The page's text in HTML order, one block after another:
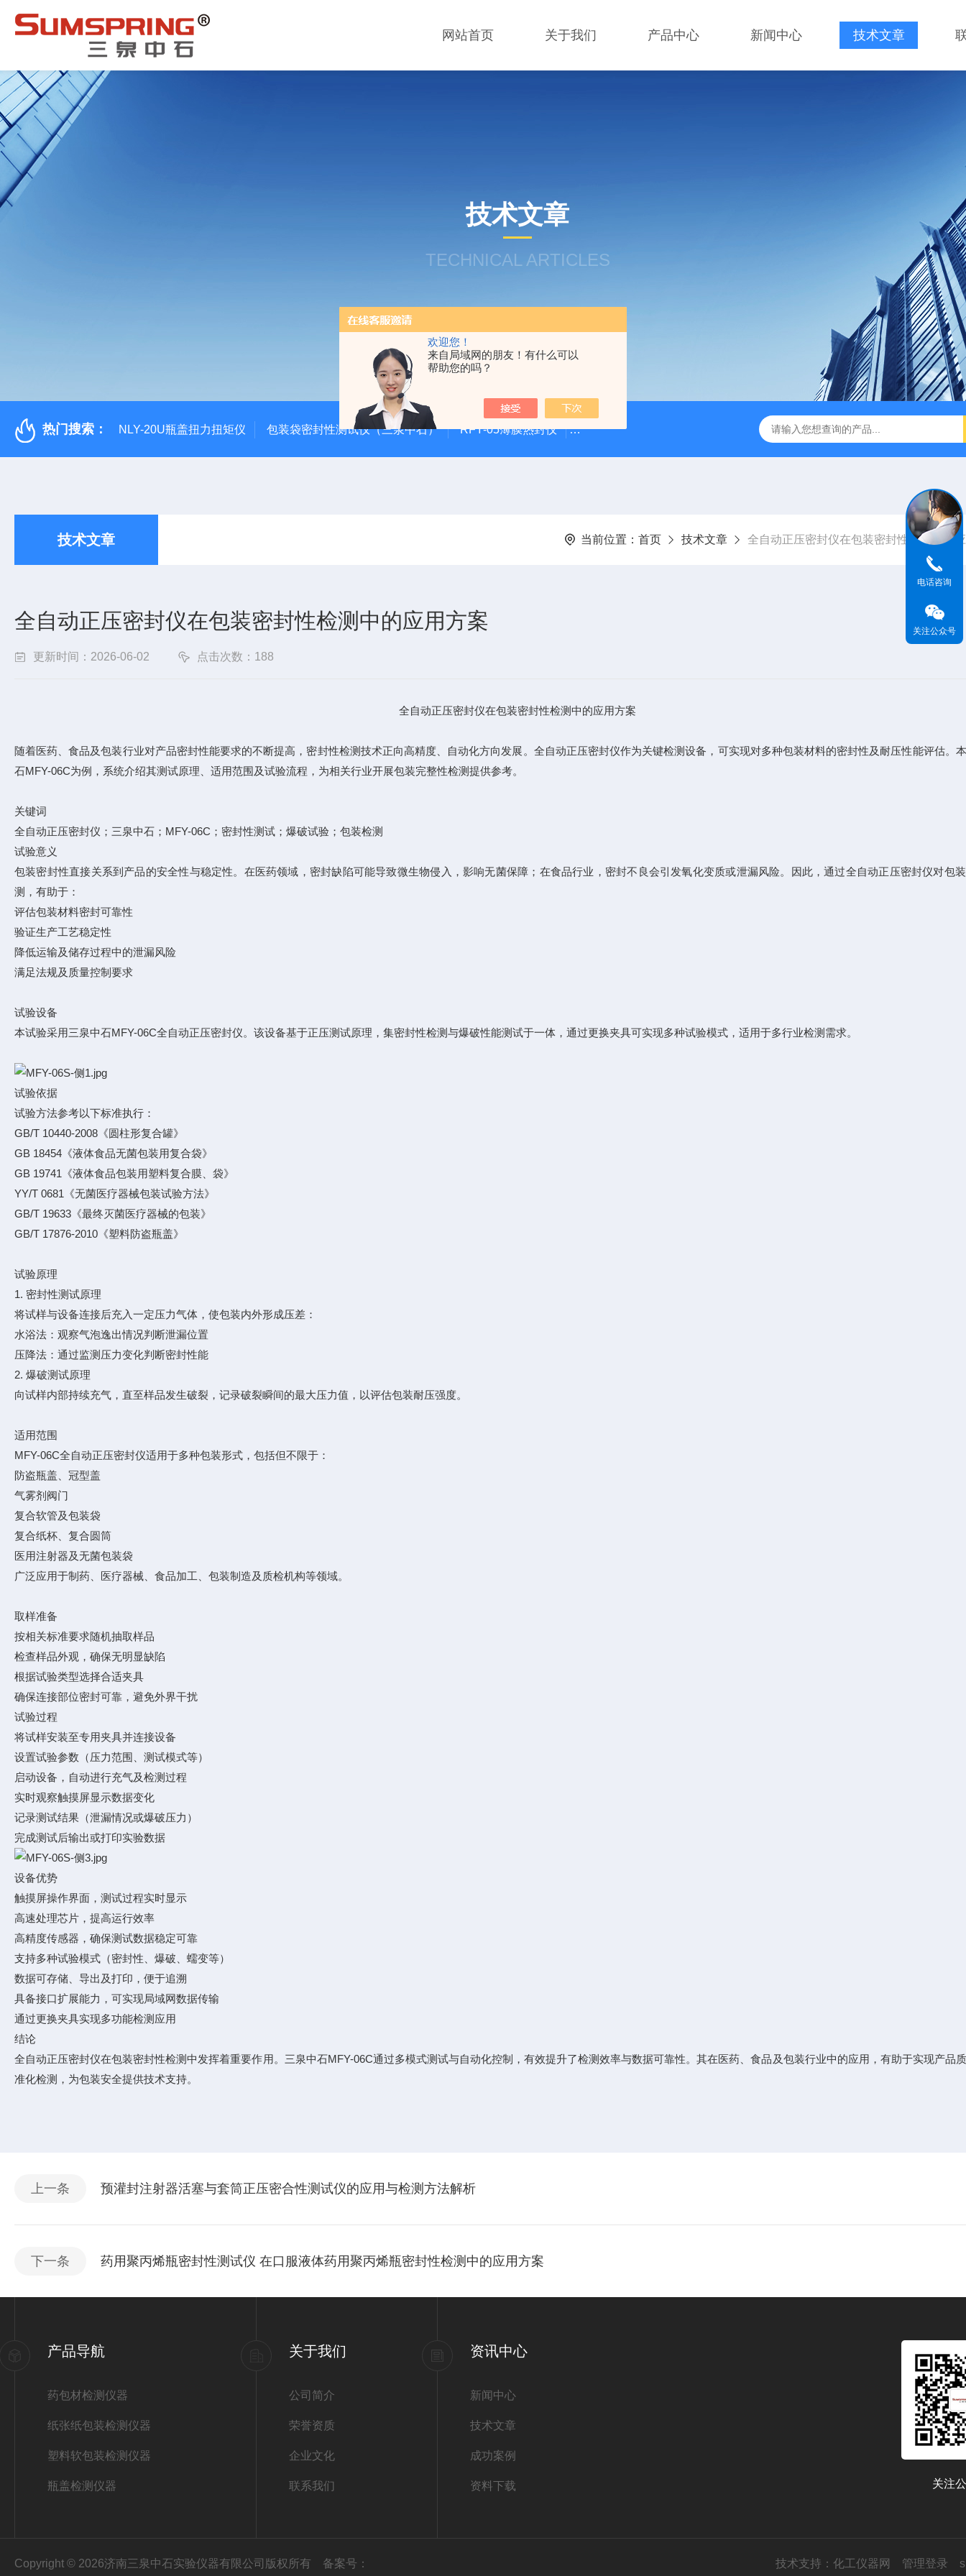
欢迎您！
来自局域网的朋友！有什么可以
帮助您的吗？
网站首页 关于我们 产品中心 新闻中心 技术文章
技术文章
TECHNICAL ARTICLES
热门搜索： NLY-20U瓶盖扭力扭矩仪 包装袋密封性测试仪（三泉中石） RFY-05薄膜热封仪 安瓿瓶折断力测试仪YBB00332002 金属箔片摆锤冲击测定仪
技术文章 当前位置： 首页 技术文章 全自动正压密封仪在包装密封性检测中的
全自动正压密封仪在包装密封性检测中的应用方案
更新时间：2026-06-02 点击次数：188
全自动正压密封仪在包装密封性检测中的应用方案
随着医药、食品及包装行业对产品密封性能要求的不断提高，密封性检测技术正向高精度、自动化方向发展。全自动正压密封仪作为关键检测设备，可实现对多种包装材料的密封性及耐压性能评估。
石MFY-06C为例，系统介绍其测试原理、适用范围及试验流程，为相关行业开展包装完整性检测提供参考。
关键词
全自动正压密封仪；三泉中石；MFY-06C；密封性测试；爆破试验；包装检测
试验意义
包装密封性直接关系到产品的安全性与稳定性。在医药领域，密封缺陷可能导致微生物侵入，影响无菌保障；在食品行业，密封不良会引发氧化变质或泄漏风险。因此，通过全自动正压密封仪对包
测，有助于：
评估包装材料密封可靠性
验证生产工艺稳定性
降低运输及储存过程中的泄漏风险
满足法规及质量控制要求
试验设备
本试验采用三泉中石MFY-06C全自动正压密封仪。该设备基于正压测试原理，集密封性检测与爆破性能测试于一体，通过更换夹具可实现多种试验模式，适用于多行业检测需求。
试验依据
试验方法参考以下标准执行：
GB/T 10440-2008《圆柱形复合罐》
GB 18454《液体食品无菌包装用复合袋》
GB 19741《液体食品包装用塑料复合膜、袋》
YY/T 0681《无菌医疗器械包装试验方法》
GB/T 19633《最终灭菌医疗器械的包装》
GB/T 17876-2010《塑料防盗瓶盖》
试验原理
1. 密封性测试原理
将试样与设备连接后充入一定压力气体，使包装内外形成压差：
水浴法：观察气泡逸出情况判断泄漏位置
压降法：通过监测压力变化判断密封性能
2. 爆破测试原理
向试样内部持续充气，直至样品发生破裂，记录破裂瞬间的最大压力值，以评估包装耐压强度。
适用范围
MFY-06C全自动正压密封仪适用于多种包装形式，包括但不限于：
防盗瓶盖、冠型盖
气雾剂阀门
复合软管及包装袋
复合纸杯、复合圆筒
医用注射器及无菌包装袋
广泛应用于制药、医疗器械、食品加工、包装制造及质检机构等领域。
取样准备
按相关标准要求随机抽取样品
检查样品外观，确保无明显缺陷
根据试验类型选择合适夹具
确保连接部位密封可靠，避免外界干扰
试验过程
将试样安装至专用夹具并连接设备
设置试验参数（压力范围、测试模式等）
启动设备，自动进行充气及检测过程
实时观察触摸屏显示数据变化
记录测试结果（泄漏情况或爆破压力）
完成测试后输出或打印实验数据
设备优势
触摸屏操作界面，测试过程实时显示
高速处理芯片，提高运行效率
高精度传感器，确保测试数据稳定可靠
支持多种试验模式（密封性、爆破、蠕变等）
数据可存储、导出及打印，便于追溯
具备接口扩展能力，可实现局域网数据传输
通过更换夹具实现多功能检测应用
结论
全自动正压密封仪在包装密封性检测中发挥着重要作用。三泉中石MFY-06C通过多模式测试与自动化控制，有效提升了检测效率与数据可靠性。其在医药、食品及包装行业中的应用，有助于实现产品
准化检测，为包装安全提供技术支持。
上一条 预灌封注射器活塞与套筒正压密合性测试仪的应用与检测方法解析
下一条 药用聚丙烯瓶密封性测试仪 在口服液体药用聚丙烯瓶密封性检测中的应用方案
产品导航
药包材检测仪器
纸张纸包装检测仪器
塑料软包装检测仪器
瓶盖检测仪器
关于我们
公司简介
荣誉资质
企业文化
联系我们
资讯中心
新闻中心
技术文章
成功案例
资料下载 关注
Copyright © 2026济南三泉中石实验仪器有限公司版权所有 备案号： 技术支持： 化工仪器网 管理登录
电话咨询
关注公众号